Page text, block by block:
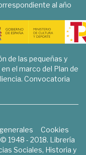
al año
de las pequeñas y
el marco del Plan de
Convocatoria
Cookies
1948 - 2018. Librería
Sociales, Historia y